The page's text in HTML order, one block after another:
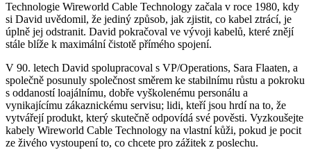
Technologie Wireworld Cable Technology začala v roce 1980, kdy
si David uvědomil, že jediný způsob, jak zjistit, co kabel ztrácí, je
úplně jej odstranit. David pokračoval ve vývoji kabelů, které znějí
stále blíže k maximální čistotě přímého spojení.
V 90. letech David spolupracoval s VP/Operations, Sara Flaaten, a
společně posunuly společnost směrem ke stabilnímu růstu a pokroku
s oddaností loajálnímu, dobře vyškolenému personálu a
vynikajícímu zákaznickému servisu; lidi, kteří jsou hrdí na to, že
vytvářejí produkt, který skutečně odpovídá své pověsti. Vyzkoušejte
kabely Wireworld Cable Technology na vlastní kůži, pokud je pocit
ze živého vystoupení to, co chcete pro zážitek z poslechu.